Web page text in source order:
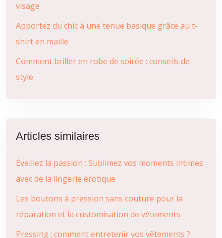
visage
Apportez du chic à une tenue basique grâce au t-
shirt en maille
Comment briller en robe de soirée : conseils de
style
Articles similaires
Éveillez la passion : Sublimez vos moments intimes
avec de la lingerie érotique
Les boutons à pression sans couture pour la
réparation et la customisation de vêtements
Pressing : comment entretenir vos vêtements ?